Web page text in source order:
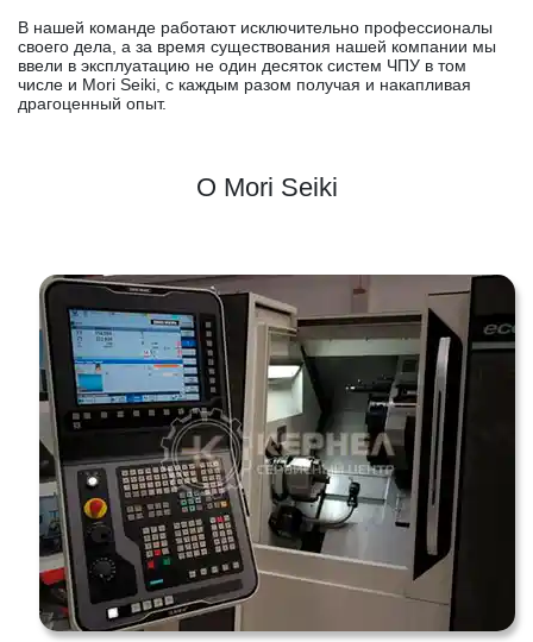
В нашей команде работают исключительно профессионалы
своего дела, а за время существования нашей компании мы
ввели в эксплуатацию не один десяток систем ЧПУ в том
числе и Mori Seiki, с каждым разом получая и накапливая
драгоценный опыт.
О Mori Seiki